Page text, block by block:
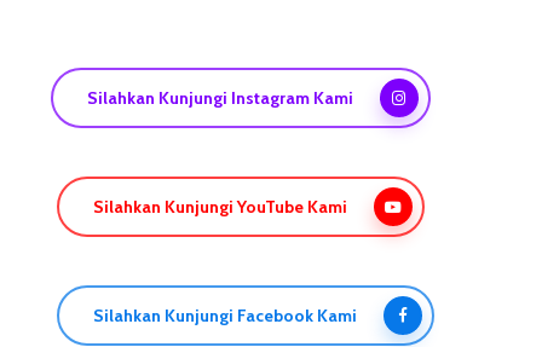
Silahkan Kunjungi Instagram Kami
Silahkan Kunjungi YouTube Kami
Silahkan Kunjungi Facebook Kami